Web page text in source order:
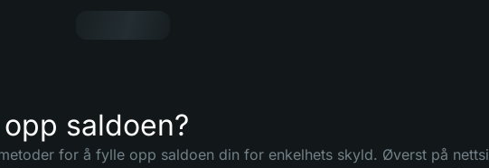
saldoen?
for å fylle opp saldoen din for enkelhets skyld. Øverst på